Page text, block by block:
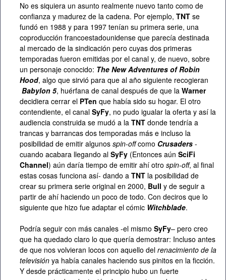
No es siquiera un asunto realmente nuevo tanto como de
confianza y madurez de la cadena. Por ejemplo, TNT se
fundó en 1988 y para 1997 tenían su primera serie, una
coproducción francoestadounidense que parecía destinada
al mercado de la sindicación pero cuyas dos primeras
temporadas fueron emitidas por el canal y, de nuevo, sobre
un personaje conocido: The New Adventures of Robin
Hood, algo que sirvió para que al año siguiente recogieran
Babylon 5, huérfana de canal después de que la Warner
decidiera cerrar el PTen que había sido su hogar. El otro
contendiente, el canal SyFy, no pudo igualar la oferta y así la
audiencia construida se mudó a la TNT donde tendría a
trancas y barrancas dos temporadas más e incluso la
posibilidad de emitir algunos spin-offcomo Crusaders -
cuando acabara llegando al SyFy (Entonces aún SciFi
Channel) aún daría tiempo de emitir ahí otro spin-off, al final
estas cosas funciona así- dando a TNT la posibilidad de
crear su primera serie original en 2000, Bull y de seguir a
partir de ahí haciendo un poco de todo. Con deciros que lo
siguiente que hizo fue adaptar el cómic Witchblade.
Podría seguir con más canales -el mismo SyFy– pero creo
que ha quedado claro lo que quería demostrar: Incluso antes
de que nos volvieran locos con aquello del renacimiento de la
televisión ya había canales haciendo sus pinitos en la ficción.
Y desde prácticamente el principio hubo un fuerte